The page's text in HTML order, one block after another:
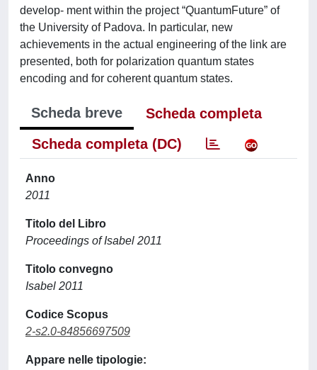
develop- ment within the project “QuantumFuture” of
the University of Padova. In particular, new
achievements in the actual engineering of the link are
presented, both for polarization quantum states
encoding and for coherent quantum states.
Scheda breve
Scheda completa
Scheda completa (DC)
Anno
2011
Titolo del Libro
Proceedings of Isabel 2011
Titolo convegno
Isabel 2011
Codice Scopus
2-s2.0-84856697509
Appare nelle tipologie: